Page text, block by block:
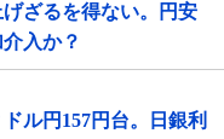
ざるを得ない。円安
入か？
ル円157円台。日銀利